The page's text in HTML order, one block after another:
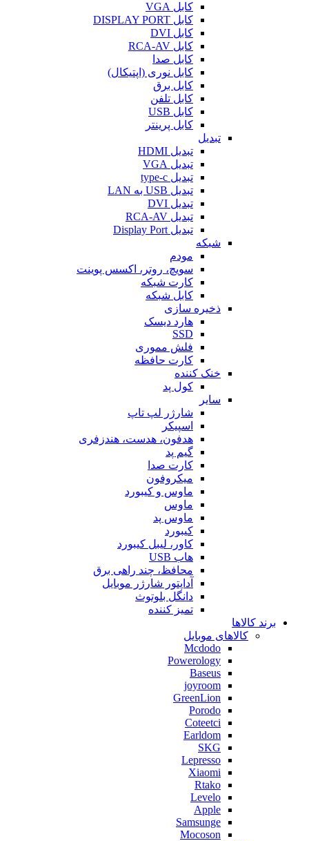
کابل VGA
کابل DISPLAY PORT
کابل DVI
کابل RCA-AV
کابل صدا
کابل نوری (اپتیکال)
کابل برق
کابل تلفن
کابل USB
کابل پرینتر
تبدیل
تبدیل HDMI
تبدیل VGA
تبدیل type-c
تبدیل USB به LAN
تبدیل DVI
تبدیل RCA-AV
تبدیل Display Port
شبکه
مودم
سویچ، روتر، اکسس پوینت
کارت شبکه
کابل شبکه
ذخیره سازی
هارد دیسک
SSD
فلش مموری
کارت حافظه
خنک کننده
کول پد
سایر
شارژر لپ تاپ
اسپیکر
هدفون، هدست، هندزفری
گیم پد
کارت صدا
میکروفون
ماوس و کیبورد
ماوس
ماوس پد
کیبورد
کاور، لیبل کیبورد
هاب USB
محافظ، چند راهی برق
آداپتور شارژر موبایل
دانگل بلوتوث
تمیز کننده
برند کالاها
کالاهای موبایل
Mcdodo
Powerology
Baseus
joyroom
GreenLion
Porodo
Coteetci
Earldom
SKG
Lepresso
Xiaomi
Rtako
Levelo
Apple
Samsunge
Mocoson